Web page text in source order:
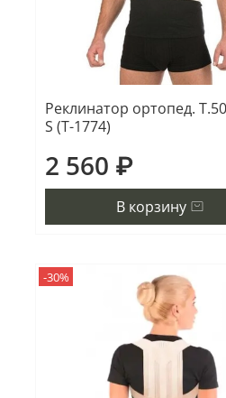
Реклинатор ортопед.
S (Т-1774)
2 560 ₽
В корзину
-30%